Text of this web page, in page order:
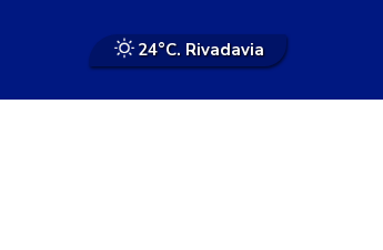
24°C. Rivadavia